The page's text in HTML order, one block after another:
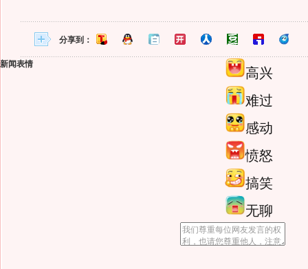
分享到：
新闻表情
高兴
难过
感动
愤怒
搞笑
无聊